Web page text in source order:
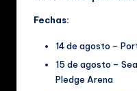
Fechas:
14 de agosto –
15 de agosto –
Pledge Arena